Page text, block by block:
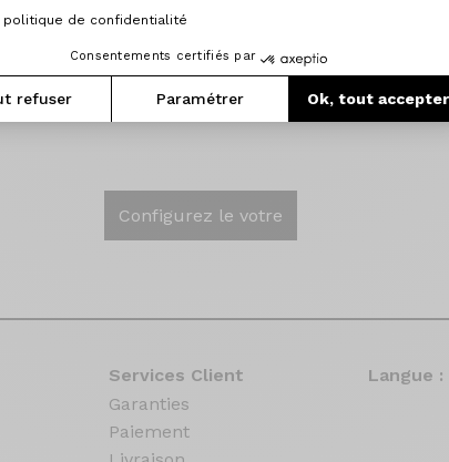
politique de confidentialité
Consentements certifiés par
refuser Paramétrer Ok, tout accepter
j'ai déjà hâte de remonter sur mon Origine
Configurez le votre
Services Client
Garanties
Paiement
Langue :